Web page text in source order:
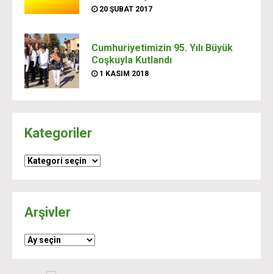
20 ŞUBAT 2017
Cumhuriyetimizin 95. Yılı Büyük
Coşkuyla Kutlandı
1 KASIM 2018
Kategoriler
Kategoriler
Arşivler
Arşivler